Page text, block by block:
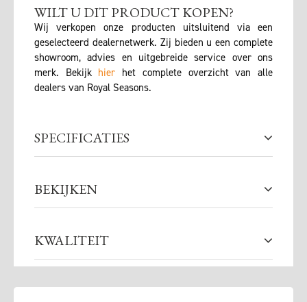
WILT U DIT PRODUCT KOPEN?
Wij verkopen onze producten uitsluitend via een
geselecteerd dealernetwerk. Zij bieden u een complete
showroom, advies en uitgebreide service over ons
merk. Bekijk hier het complete overzicht van alle
dealers van Royal Seasons.
SPECIFICATIES
BEKIJKEN
KWALITEIT